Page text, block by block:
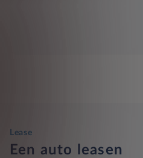
Lease
Een auto leasen